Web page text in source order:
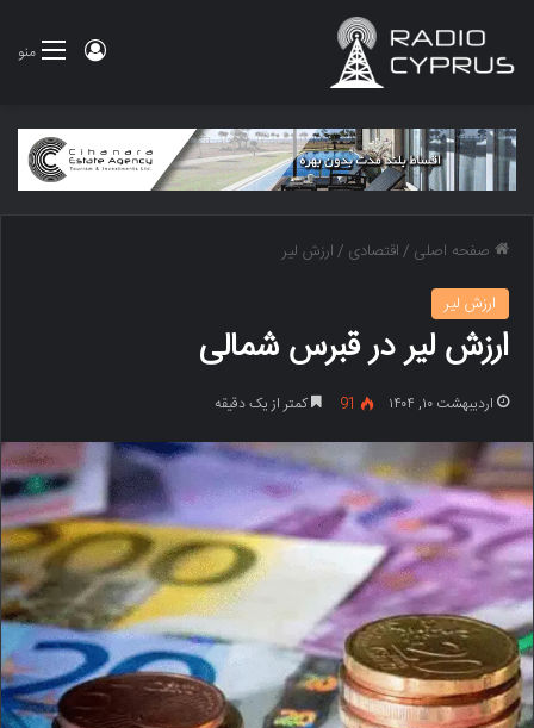
منو ورود
صفحه اصلی /اقتصادی /ارزش لیر
ارزش لیر
ارزش لیر در قبرس شمالی
اردیبهشت ۱۰, ۱۴۰۴ 91 کمتر از یک دقیقه